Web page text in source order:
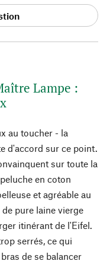
Lampe :
au toucher - la
d'accord sur ce point.
sur toute la
en coton
et agréable au
pure laine vierge
itinérant de l'Eifel.
serrés, ce qui
de se balancer